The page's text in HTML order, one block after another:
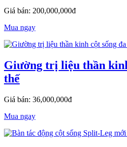
Giá bán: 200,000,000đ
Mua ngay
Giường trị liệu thần
thế
Giá bán: 36,000,000đ
Mua ngay